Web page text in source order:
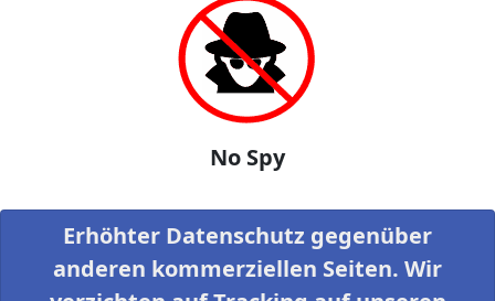
No Spy
Erhöhter Datenschutz gegenüber
anderen kommerziellen Seiten. Wir